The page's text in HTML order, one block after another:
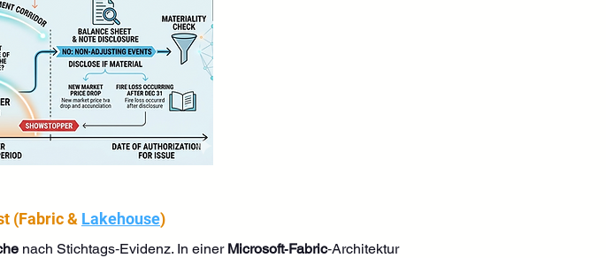
(Fabric & Lakehouse)
nach Stichtags‑Evidenz. In einer Microsoft‑Fabric‑Architektur